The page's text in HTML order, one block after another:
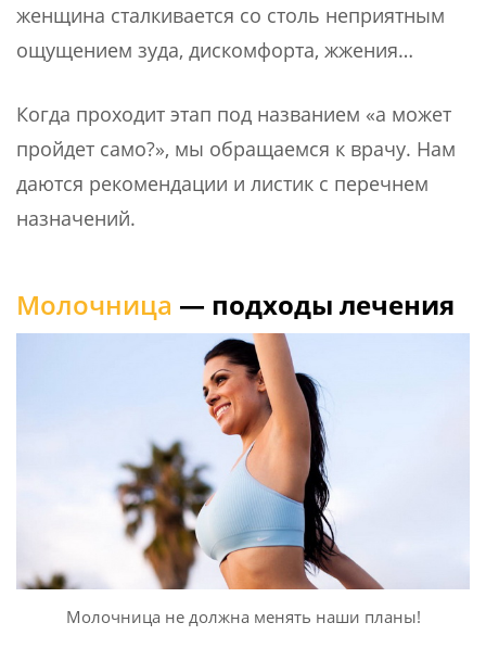
женщина сталкивается со столь неприятным
ощущением зуда, дискомфорта, жжения…
Когда проходит этап под названием «а может
пройдет само?», мы обращаемся к врачу. Нам
даются рекомендации и листик с перечнем
назначений.
Молочница — подходы лечения
Молочница не должна менять наши планы!